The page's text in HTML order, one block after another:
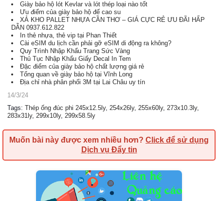
Giày bảo hộ lót Kevlar và lót thép loại nào tốt
Ưu điểm của giày bảo hộ đế cao su
XẢ KHO PALLET NHỰA CẦN THƠ – GIÁ CỰC RẺ ƯU ĐÃI HẤP
DẪN 0937.612.822
In thẻ nhựa, thẻ vip tại Phan Thiết
Cài eSIM du lịch cần phải gỡ eSIM di động ra không?
Quy Trình Nhập Khẩu Trang Sức Vàng
Thủ Tục Nhập Khẩu Giấy Decal In Tem
Đặc điểm của giày bảo hộ chất lượng giá rẻ
Tổng quan về giày bảo hộ tại Vĩnh Long
Địa chỉ nhà phân phối 3M tại Lai Châu uy tín
14/3/24
Tags: Thép ống đúc phi 245x12.5ly, 254x26ly, 255x60ly, 273x10.3ly,
283x31ly, 299x10ly, 299x58.5ly
Muốn bài này được xem nhiều hơn? Click để sử dụng
Dịch vụ Đẩy tin